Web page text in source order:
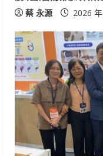
蔡 永源 2026